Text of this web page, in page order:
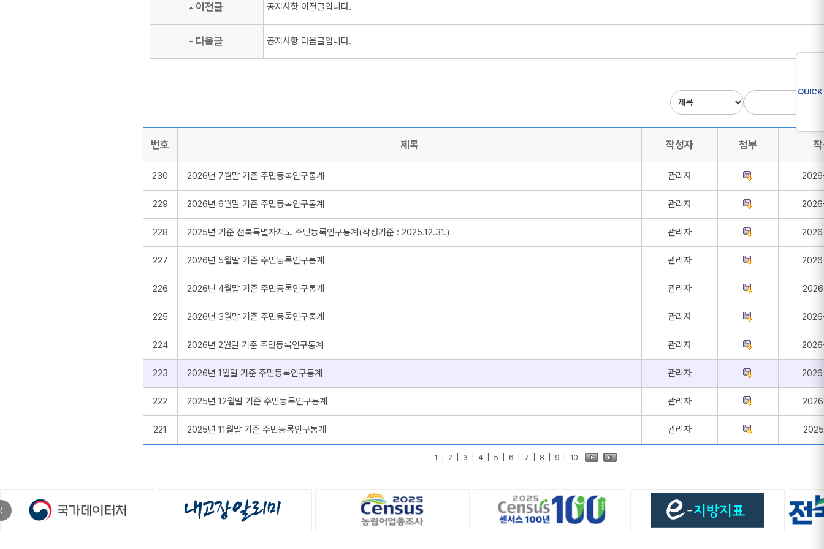
이전글 공지사항 이전글입니다.
다음글 공지사항 다음글입니다.
번호 제목 작성자 첨부
230 2026년 7월말 기준 주민등록인구통계 관리자
229 2026년 6월말 기준 주민등록인구통계 관리자
228 2025년 기준 전북특별자치도 주민등록인구통계(작성기준 : 2025.12.31.) 관리자
227 2026년 5월말 기준 주민등록인구통계 관리자
226 2026년 4월말 기준 주민등록인구통계 관리자
225 2026년 3월말 기준 주민등록인구통계 관리자
224 2026년 2월말 기준 주민등록인구통계 관리자
223 2026년 1월말 기준 주민등록인구통계 관리자
222 2025년 12월말 기준 주민등록인구통계 관리자
221 2025년 11월말 기준 주민등록인구통계 관리자
1 2 3 4 5 6 7 8 9 10
〈
QUICK